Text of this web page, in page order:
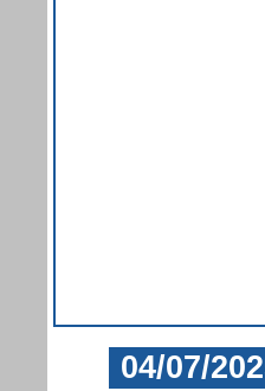
04/07/